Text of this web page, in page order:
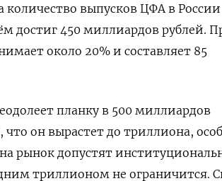
количество выпусков ЦФА в России
достиг 450 миллиардов рублей.
около 20% и составляет 85
планку в 500 миллиардов
он вырастет до триллиона,
рынок допустят
триллионом не ограничится.